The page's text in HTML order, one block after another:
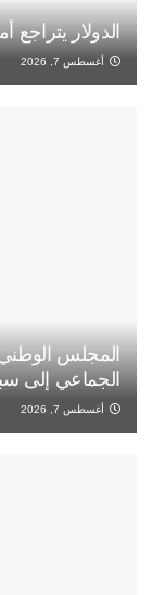
الدولار يتراجع أمام
أغسطس 7, 2026
المجلس الوطني
الجماعي إلى
أغسطس 7, 2026